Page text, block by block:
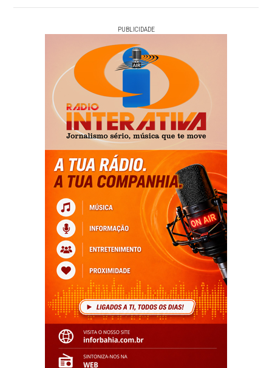
PUBLICIDADE